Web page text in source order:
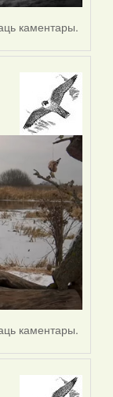
каментары.
каментары.